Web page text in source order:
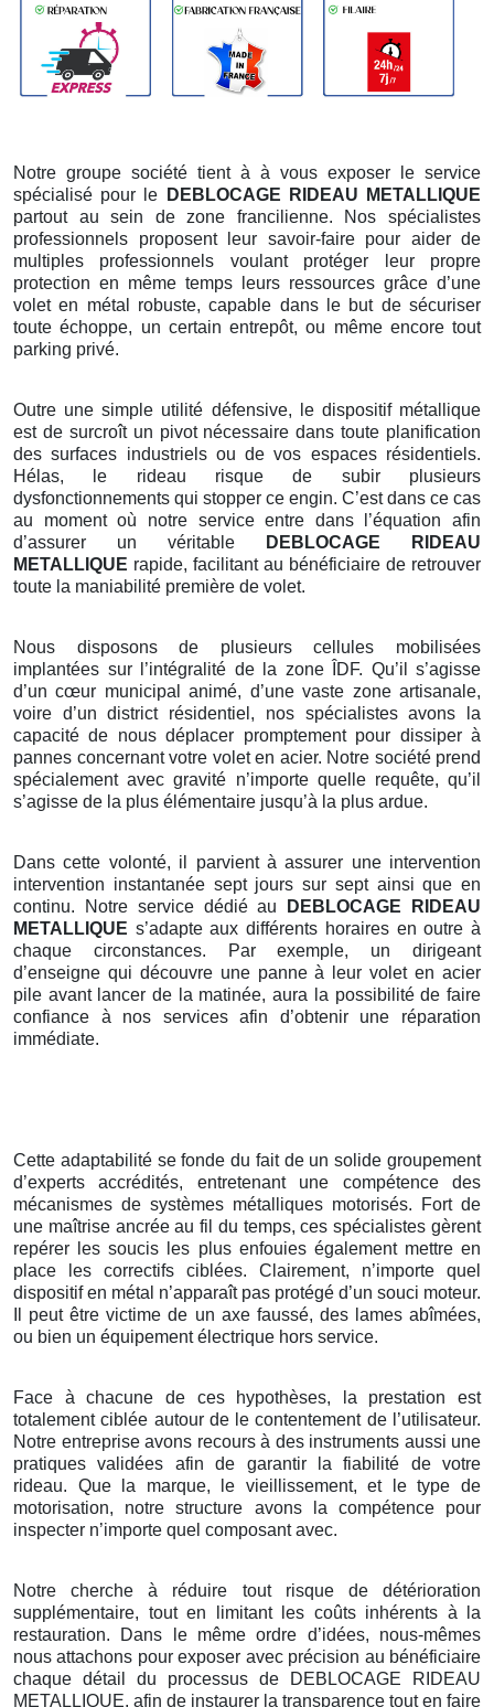
Notre groupe société tient à à vous exposer le service
spécialisé pour le
DEBLOCAGE RIDEAU METALLIQUE
partout au sein de zone francilienne. Nos spécialistes
professionnels proposent leur savoir-faire pour aider de
multiples professionnels voulant protéger leur propre
protection en même temps leurs ressources grâce d’une
volet en métal robuste, capable dans le but de sécuriser
toute échoppe, un certain entrepôt, ou même encore tout
parking privé.
Outre une simple utilité défensive, le dispositif métallique
est de surcroît un pivot nécessaire dans toute planification
des surfaces industriels ou de vos espaces résidentiels.
Hélas, le rideau risque de subir plusieurs
dysfonctionnements qui stopper ce engin. C’est dans ce cas
au moment où notre service entre dans l’équation afin
d’assurer un véritable
DEBLOCAGE RIDEAU
METALLIQUE rapide, facilitant au bénéficiaire de retrouver
toute la maniabilité première de volet.
Nous disposons de plusieurs cellules mobilisées
implantées sur l’intégralité de la zone ÎDF. Qu’il s’agisse
d’un cœur municipal animé, d’une vaste zone artisanale,
voire d’un district résidentiel, nos spécialistes avons la
capacité de nous déplacer promptement pour dissiper à
pannes concernant votre volet en acier. Notre société prend
spécialement avec gravité n’importe quelle requête, qu’il
s’agisse de la plus élémentaire jusqu’à la plus ardue.
Dans cette volonté, il parvient à assurer une intervention
intervention instantanée sept jours sur sept ainsi que en
continu. Notre service dédié au
DEBLOCAGE RIDEAU
METALLIQUE s’adapte aux différents horaires en outre à
chaque circonstances. Par exemple, un dirigeant
d’enseigne qui découvre une panne à leur volet en acier
pile avant lancer de la matinée, aura la possibilité de faire
confiance à nos services afin d’obtenir une réparation
immédiate.
Cette adaptabilité se fonde du fait de un solide groupement
d’experts accrédités, entretenant une compétence des
mécanismes de systèmes métalliques motorisés. Fort de
une maîtrise ancrée au fil du temps, ces spécialistes gèrent
repérer les soucis les plus enfouies également mettre en
place les correctifs ciblées. Clairement, n’importe quel
dispositif en métal n’apparaît pas protégé d’un souci moteur.
Il peut être victime de un axe faussé, des lames abîmées,
ou bien un équipement électrique hors service.
Face à chacune de ces hypothèses, la prestation est
totalement ciblée autour de le contentement de l’utilisateur.
Notre entreprise avons recours à des instruments aussi une
pratiques validées afin de garantir la fiabilité de votre
rideau. Que la marque, le vieillissement, et le type de
motorisation, notre structure avons la compétence pour
inspecter n’importe quel composant avec.
Notre cherche à réduire tout risque de détérioration
supplémentaire, tout en limitant les coûts inhérents à la
restauration. Dans le même ordre d’idées, nous-mêmes
nous attachons pour exposer avec précision au bénéficiaire
chaque détail du processus de DEBLOCAGE RIDEAU
METALLIQUE, afin de instaurer la transparence tout en faire